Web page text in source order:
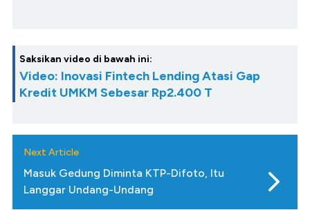
Saksikan video di bawah ini:
Video: Inovasi Fintech Lending Atasi Gap
Kredit UMKM Sebesar Rp2.400 T
Next Article
Masuk Gedung Diminta KTP-Difoto, Itu
Langgar Undang-Undang